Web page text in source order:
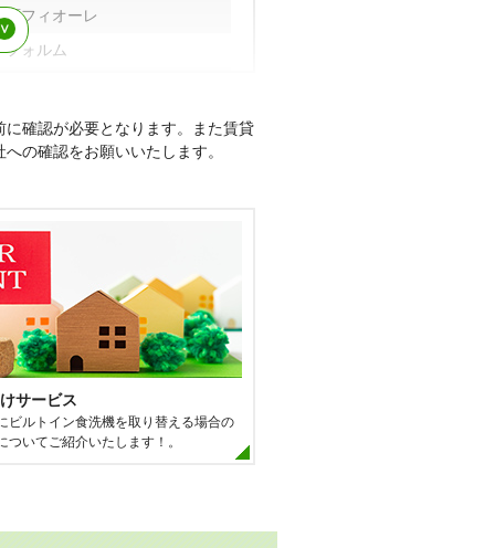
フィオーレ
フォルム
ジ大宮
ス
ン大宮宮原
宮グランファースト
確認が必要となります。また賃貸
の確認をお願いいたします。
サービス
ビルトイン食洗機を取り替える場合の
ついてご紹介いたします！。